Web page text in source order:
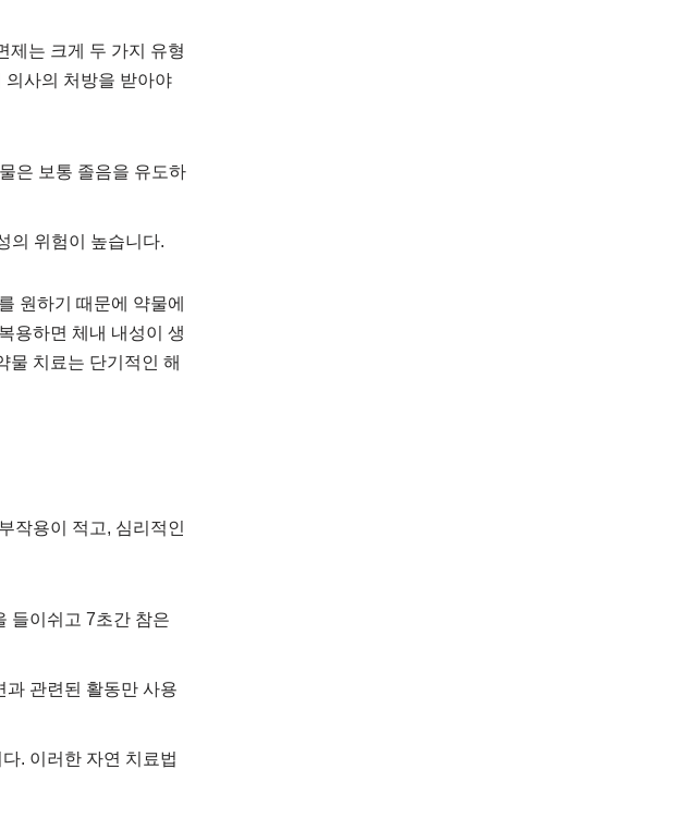
제는 크게 두 가지 유형
의사의 처방을 받아야
은 보통 졸음을 유도하
의 위험이 높습니다.
원하기 때문에 약물에
용하면 체내 내성이 생
물 치료는 단기적인 해
작용이 적고, 심리적인
들이쉬고 7초간 참은
과 관련된 활동만 사용
. 이러한 자연 치료법